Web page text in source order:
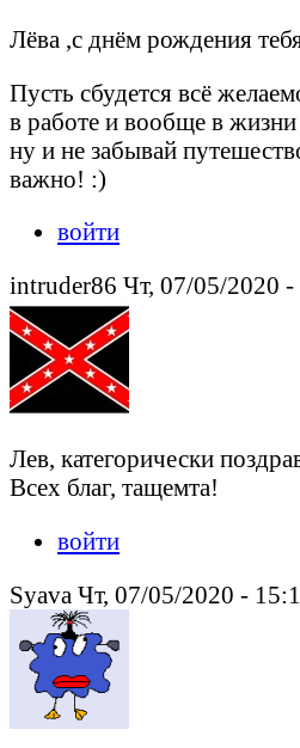
Лёва ,с днём рождения
Пусть сбудется всё
в работе и вообще в жизни
ну и не забывай
важно! :)
войти
intruder86 Чт, 07/05/2020 -
Лев, категорически
Всех благ, тащемта!
войти
Syava Чт, 07/05/2020 -